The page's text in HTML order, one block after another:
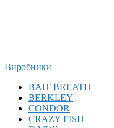
Виробники
BAIT BREATH
BERKLEY
CONDOR
CRAZY FISH